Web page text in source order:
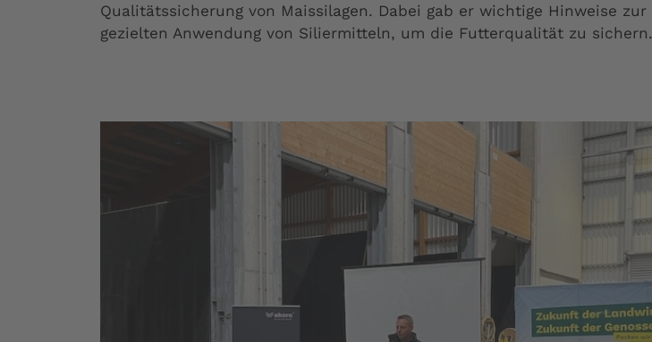
Qualitätssicherung von Maissilagen. Dabei gab er wichtige Hinweise zur
gezielten Anwendung von Siliermitteln, um die Futterqualität zu sichern.